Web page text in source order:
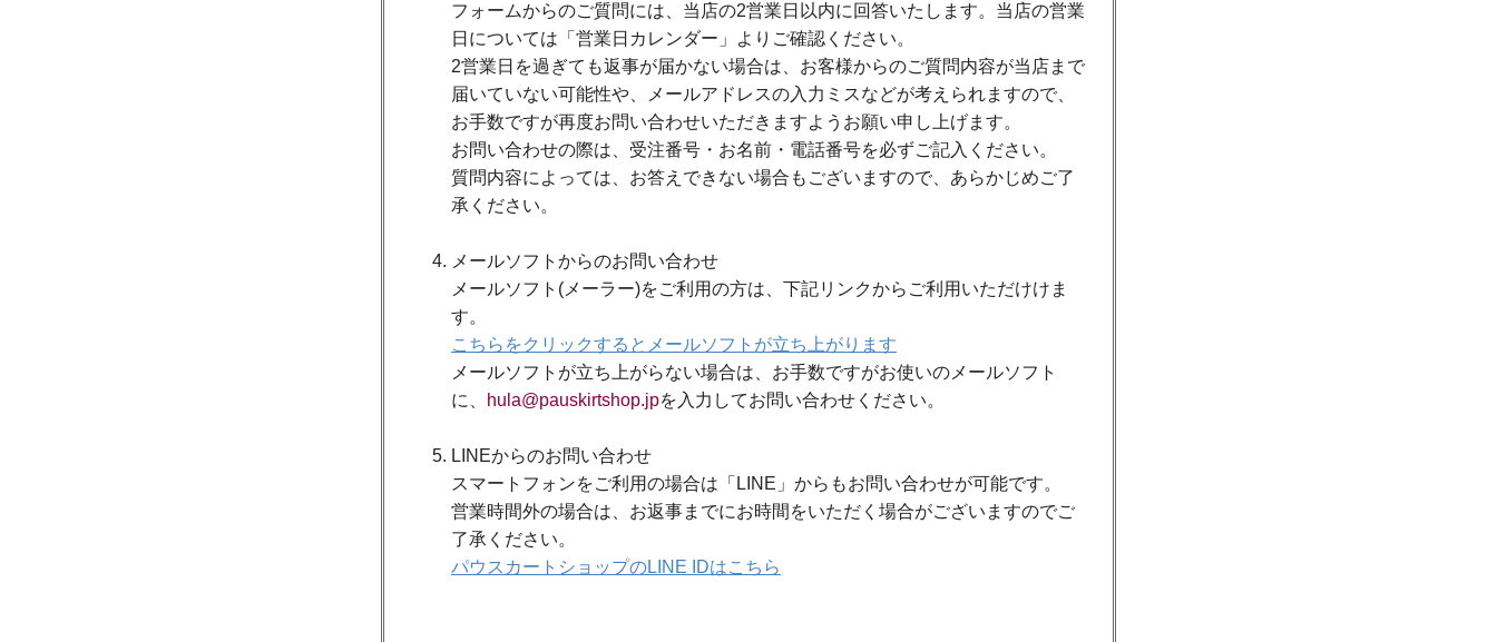
フォームからのご質問には、当店の2営業日以内に回答いたします。当店の営業
日については「営業日カレンダー」よりご確認ください。
2営業日を過ぎても返事が届かない場合は、お客様からのご質問内容が当店まで
届いていない可能性や、メールアドレスの入力ミスなどが考えられますので、
お手数ですが再度お問い合わせいただきますようお願い申し上げます。
お問い合わせの際は、受注番号・お名前・電話番号を必ずご記入ください。
質問内容によっては、お答えできない場合もございますので、あらかじめご了
承ください。
メールソフトからのお問い合わせ
メールソフト(メーラー)をご利用の方は、下記リンクからご利用いただけけま
す。
こちらをクリックするとメールソフトが立ち上がります
メールソフトが立ち上がらない場合は、お手数ですがお使いのメールソフト
に、
hula@pauskirtshop.jpを入力してお問い合わせください。
LINEからのお問い合わせ
スマートフォンをご利用の場合は「LINE」からもお問い合わせが可能です。
営業時間外の場合は、お返事までにお時間をいただく場合がございますのでご
了承ください。
パウスカートショップのLINE IDはこちら